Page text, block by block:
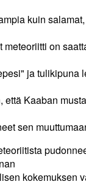
kuin
meteoriitti on
ja tulikipuna
että Kaaban
sen
kokemuksen